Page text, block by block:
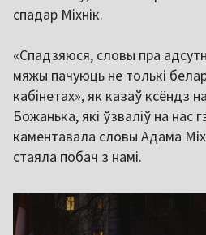
спадар Міхнік.
«Спадзяюся, словы пра
мяжы пачуюць не толькі
кабінетах», як казаў ксёндз
Божанька, які ўзваліў на
каментавала словы Адама
стаяла побач з намі.